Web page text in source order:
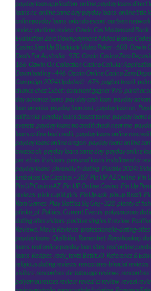
payday loan application, online payday loans direct
loans nc, online same day payday loans, online title
onlinepayday loans, orlando escort, ourteen
review, ourtime review, Ozwin Cas Mastercard Bank
Evaluation Zero Downpayment Added Bonus
Casino Sign Up Blackjack Video Poker - 600, Ozwin
Deals For Australia - 970, Ozwin Casino Zero
166, Ozwin On Collection Casino Cellular
Downloading - 446, Ozwin Online Casino Zero
Campaign 2024 Updated! - 676, pagbet brazil,
chance chez 1xbet : comment gagner 976, parohac
day advance loans, pay day cash loan, payday
loan america, payday loan cost, payday loan on,
california, payday loans closest to me, payday loans
everett, payday loans no credit check near me,
loans online bad credit, payday loans online no
payday loans online oregon, payday loans online
owasso ok, payday loans same day, payday online
per-etnia-it visitors, personal loans installment or
payday loans, phrendly fr dating, Piastrix 2024:
Embolsos De Cassino! - 587, Pin UP AZ Online, Pin
Pin UP Casino AZ, Pin UP Online Casino, Pin Up Peru
reviews, pink cupid giris, PinUp apk, pinup Brazil,
Rom Games, Play Slottica Się Grą - 328, plenty of
plinko_pl, Politics, Current Events, polyamorous
dating sites visitors, positive singles it review,
Reviews, Movie Reviews, professionelle-dating-sites
payday loans, Qizilbilet, Ramenbet, Raya hookup
loans, real online payday loan sites, real online
loans, Recipes, redy_texts Betilt50, Reference &
religious dating reviews, rencontres-biracial reviews,
visitors, rencontres-de-tatouage reviews,
polyamoureuses review, reveal cs review, reveal